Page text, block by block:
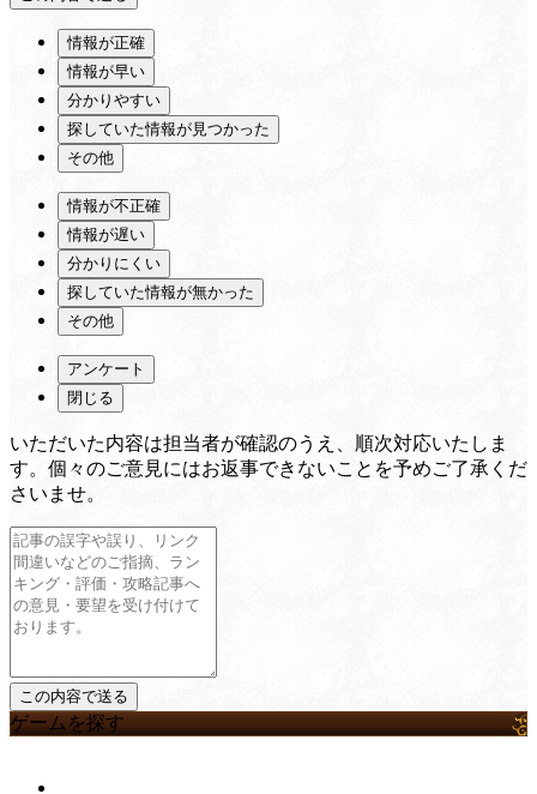
情報が正確
情報が早い
分かりやすい
探していた情報が見つかった
その他
情報が不正確
情報が遅い
分かりにくい
探していた情報が無かった
その他
アンケート
閉じる
いただいた内容は担当者が確認のうえ、順次対応いたしま
す。個々のご意見にはお返事できないことを予めご了承くだ
さいませ。
ゲームを探す